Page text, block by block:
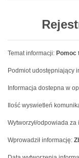
Temat informacji: Pomoc
Podmiot udostępniający
Informacja dostepna w
Ilość wyswietleń
Wytworzył/odpowiada za
Wprowadził informację: